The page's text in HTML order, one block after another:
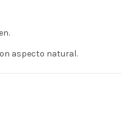
aspecto natural.